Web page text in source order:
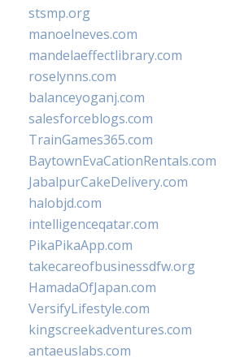
stsmp.org
manoelneves.com
mandelaeffectlibrary.com
roselynns.com
balanceyoganj.com
salesforceblogs.com
TrainGames365.com
BaytownEvaCationRentals.com
JabalpurCakeDelivery.com
halobjd.com
intelligenceqatar.com
PikaPikaApp.com
takecareofbusinessdfw.org
HamadaOfJapan.com
VersifyLifestyle.com
kingscreekadventures.com
antaeuslabs.com